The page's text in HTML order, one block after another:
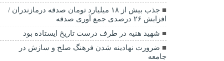
جذب بیش از ۱۸ میلیارد تومان صدقه درمازندران /
افزایش ۲۶ درصدی جمع آوری صدقه
شهید هنیه در طرف درست تاریخ ایستاده بود
ضرورت نهادینه شدن فرهنگ صلح و سازش در
جامعه